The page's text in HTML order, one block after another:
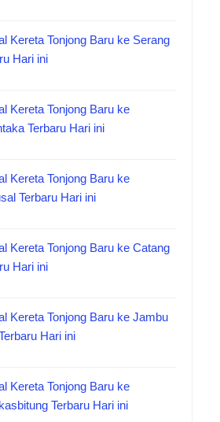
Kereta Tonjong Baru ke Serang
Hari ini
Kereta Tonjong Baru ke
Terbaru Hari ini
Kereta Tonjong Baru ke
Terbaru Hari ini
Kereta Tonjong Baru ke Catang
Hari ini
Kereta Tonjong Baru ke Jambu
Hari ini
Kereta Tonjong Baru ke
Terbaru Hari ini